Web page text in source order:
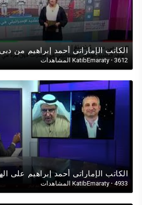
KatibEmaraty · 3612 المشاهدات
KatibEmaraty · 4933 المشاهدات